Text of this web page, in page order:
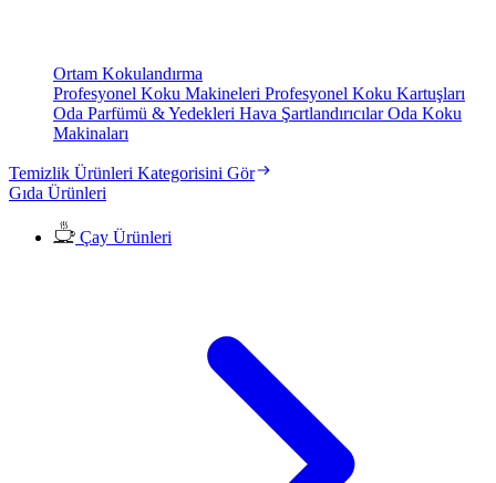
Ortam Kokulandırma
Profesyonel Koku Makineleri Profesyonel Koku Kartuşları
Oda Parfümü & Yedekleri Hava ŞartlandırıcılarOda Koku
Makinaları
Temizlik Ürünleri Kategorisini Gör
Gıda Ürünleri
Çay Ürünleri